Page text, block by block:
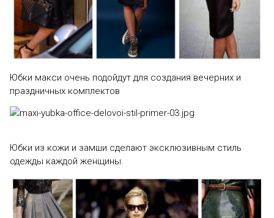
Юбки макси очень подойдут для создания вечерних и
праздничных комплектов
Юбки из кожи и замши сделают эксклюзивным стиль
одежды каждой женщины.